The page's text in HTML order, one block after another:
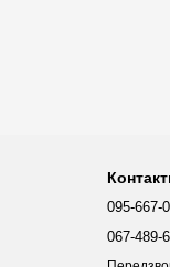
095-667-
067-489-